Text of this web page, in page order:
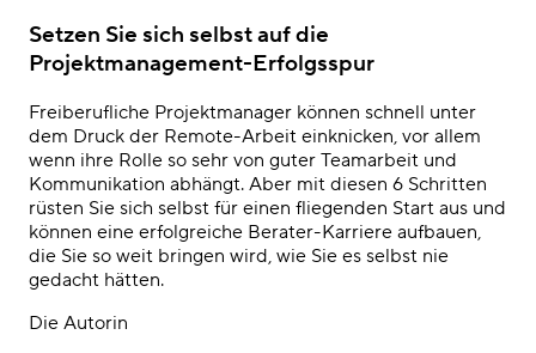
Setzen Sie sich selbst auf die
Projektmanagement-Erfolgsspur
Freiberufliche Projektmanager können schnell unter
dem Druck der Remote-Arbeit einknicken, vor allem
wenn ihre Rolle so sehr von guter Teamarbeit und
Kommunikation abhängt. Aber mit diesen 6 Schritten
rüsten Sie sich selbst für einen fliegenden Start aus und
können eine erfolgreiche Berater-Karriere aufbauen,
die Sie so weit bringen wird, wie Sie es selbst nie
gedacht hätten.
Die Autorin